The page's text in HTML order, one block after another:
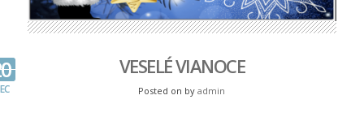
VESELÉ VIANOCE
Posted on by admin